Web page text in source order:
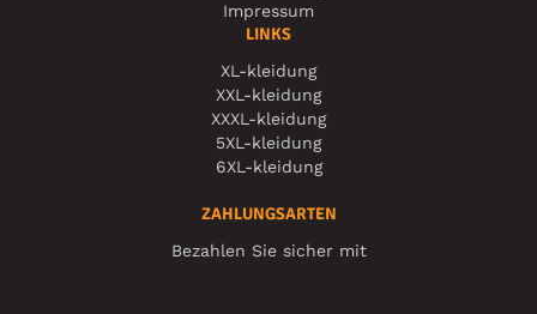
Impressum
LINKS
XL-kleidung
XXL-kleidung
XXXL-kleidung
5XL-kleidung
6XL-kleidung
ZAHLUNGSARTEN
Bezahlen Sie sicher mit